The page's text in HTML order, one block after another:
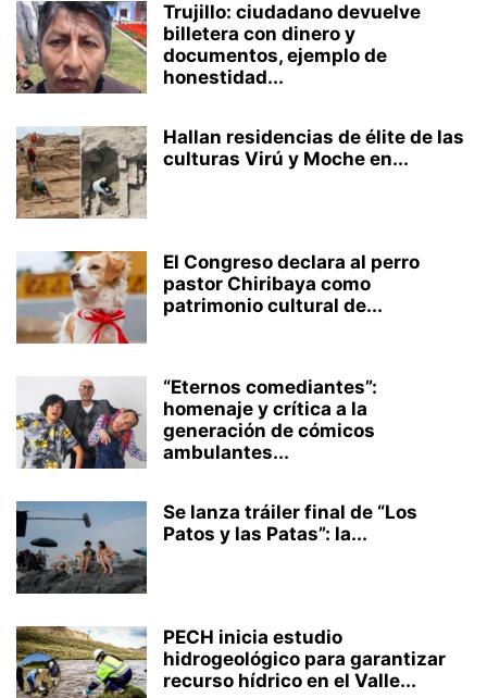
Trujillo: ciudadano devuelve
billetera con dinero y
documentos, ejemplo de
honestidad...
Hallan residencias de élite de las
culturas Virú y Moche en...
El Congreso declara al perro
pastor Chiribaya como
patrimonio cultural de...
“Eternos comediantes”:
homenaje y crítica a la
generación de cómicos
ambulantes...
Se lanza tráiler final de “Los
Patos y las Patas”: la...
PECH inicia estudio
hidrogeológico para garantizar
recurso hídrico en el Valle...